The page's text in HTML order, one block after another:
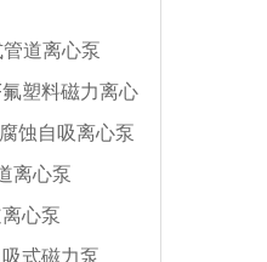
道离心泵
氟塑料磁力离心
蚀自吸离心泵
离心泵
心泵
吸式磁力泵